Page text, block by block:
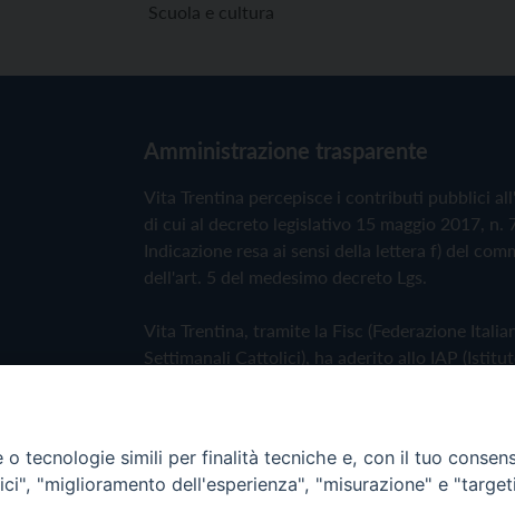
Scuola e cultura
Amministrazione trasparente
Vita Trentina percepisce i contributi pubblici
di cui al decreto legislativo 15 maggio 2017, n.
Indicazione resa ai sensi della lettera f) del
dell'art. 5 del medesimo decreto Lgs.
Vita Trentina, tramite la Fisc (Federazione
Settimanali Cattolici), ha aderito allo IAP
Privacy Policy Cookie Policy
o tecnologie simili per finalità tecniche e, con il tuo
"miglioramento dell'esperienza", "misurazione" e